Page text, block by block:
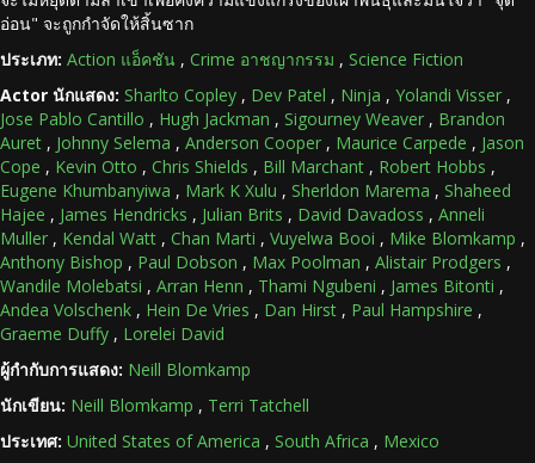
อ่อน" จะถูกกำจัดให้สิ้นซาก
ประเภท: Action แอ็คชัน , Crime อาชญากรรม , Science Fiction
Actor นักแสดง: Sharlto Copley , Dev Patel , Ninja , Yolandi Visser ,
Jose Pablo Cantillo , Hugh Jackman , Sigourney Weaver , Brandon
Auret , Johnny Selema , Anderson Cooper , Maurice Carpede , Jason
Cope , Kevin Otto , Chris Shields , Bill Marchant , Robert Hobbs ,
Eugene Khumbanyiwa , Mark K Xulu , Sherldon Marema , Shaheed
Hajee , James Hendricks , Julian Brits , David Davadoss , Anneli
Muller , Kendal Watt , Chan Marti , Vuyelwa Booi , Mike Blomkamp ,
Anthony Bishop , Paul Dobson , Max Poolman , Alistair Prodgers ,
Wandile Molebatsi , Arran Henn , Thami Ngubeni , James Bitonti ,
Andea Volschenk , Hein De Vries , Dan Hirst , Paul Hampshire ,
Graeme Duffy , Lorelei David
ผู้กำกับการแสดง: Neill Blomkamp
นักเขียน: Neill Blomkamp , Terri Tatchell
ประเทศ: United States of America , South Africa , Mexico